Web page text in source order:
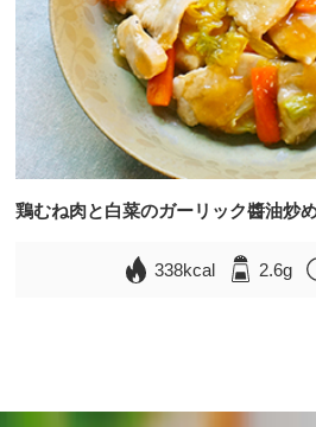
鶏むね肉と白菜のガーリック醬油炒
338kcal 2.6g